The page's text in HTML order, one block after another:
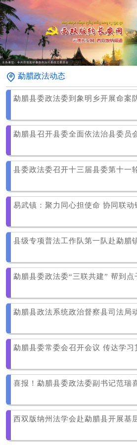
勐腊政法动态
勐腊县召开县委全面依法治县委员
易武镇：聚力同心担使命 协同联动
勐腊县委政法委“三联共建” 帮到点
勐腊县政法系统政治督察县司法局
西双版纳州法学会赴勐腊县开展基